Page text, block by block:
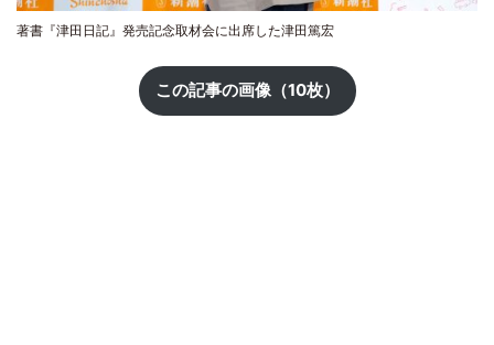
著書『津田日記』発売記念取材会に出席した津田篤宏
この記事の画像（10枚）